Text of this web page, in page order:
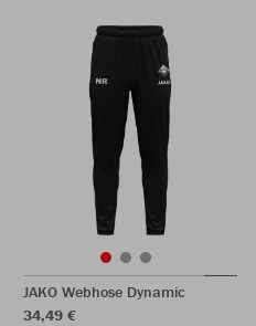
JAKO Webhose Dynamic
34,49 €